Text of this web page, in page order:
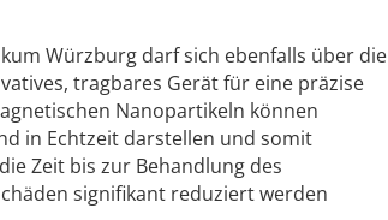
Würzburg darf sich ebenfalls über die
tragbares Gerät für eine präzise
Nanopartikeln können
in Echtzeit darstellen und somit
Zeit bis zur Behandlung des
signifikant reduziert werden